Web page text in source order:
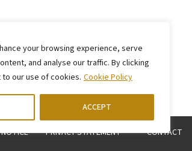
your browsing experience, serve
and analyse our traffic. By clicking
our use of cookies. Cookie Policy
ACCEPT
PRIVACY STATEMENT CONTACT